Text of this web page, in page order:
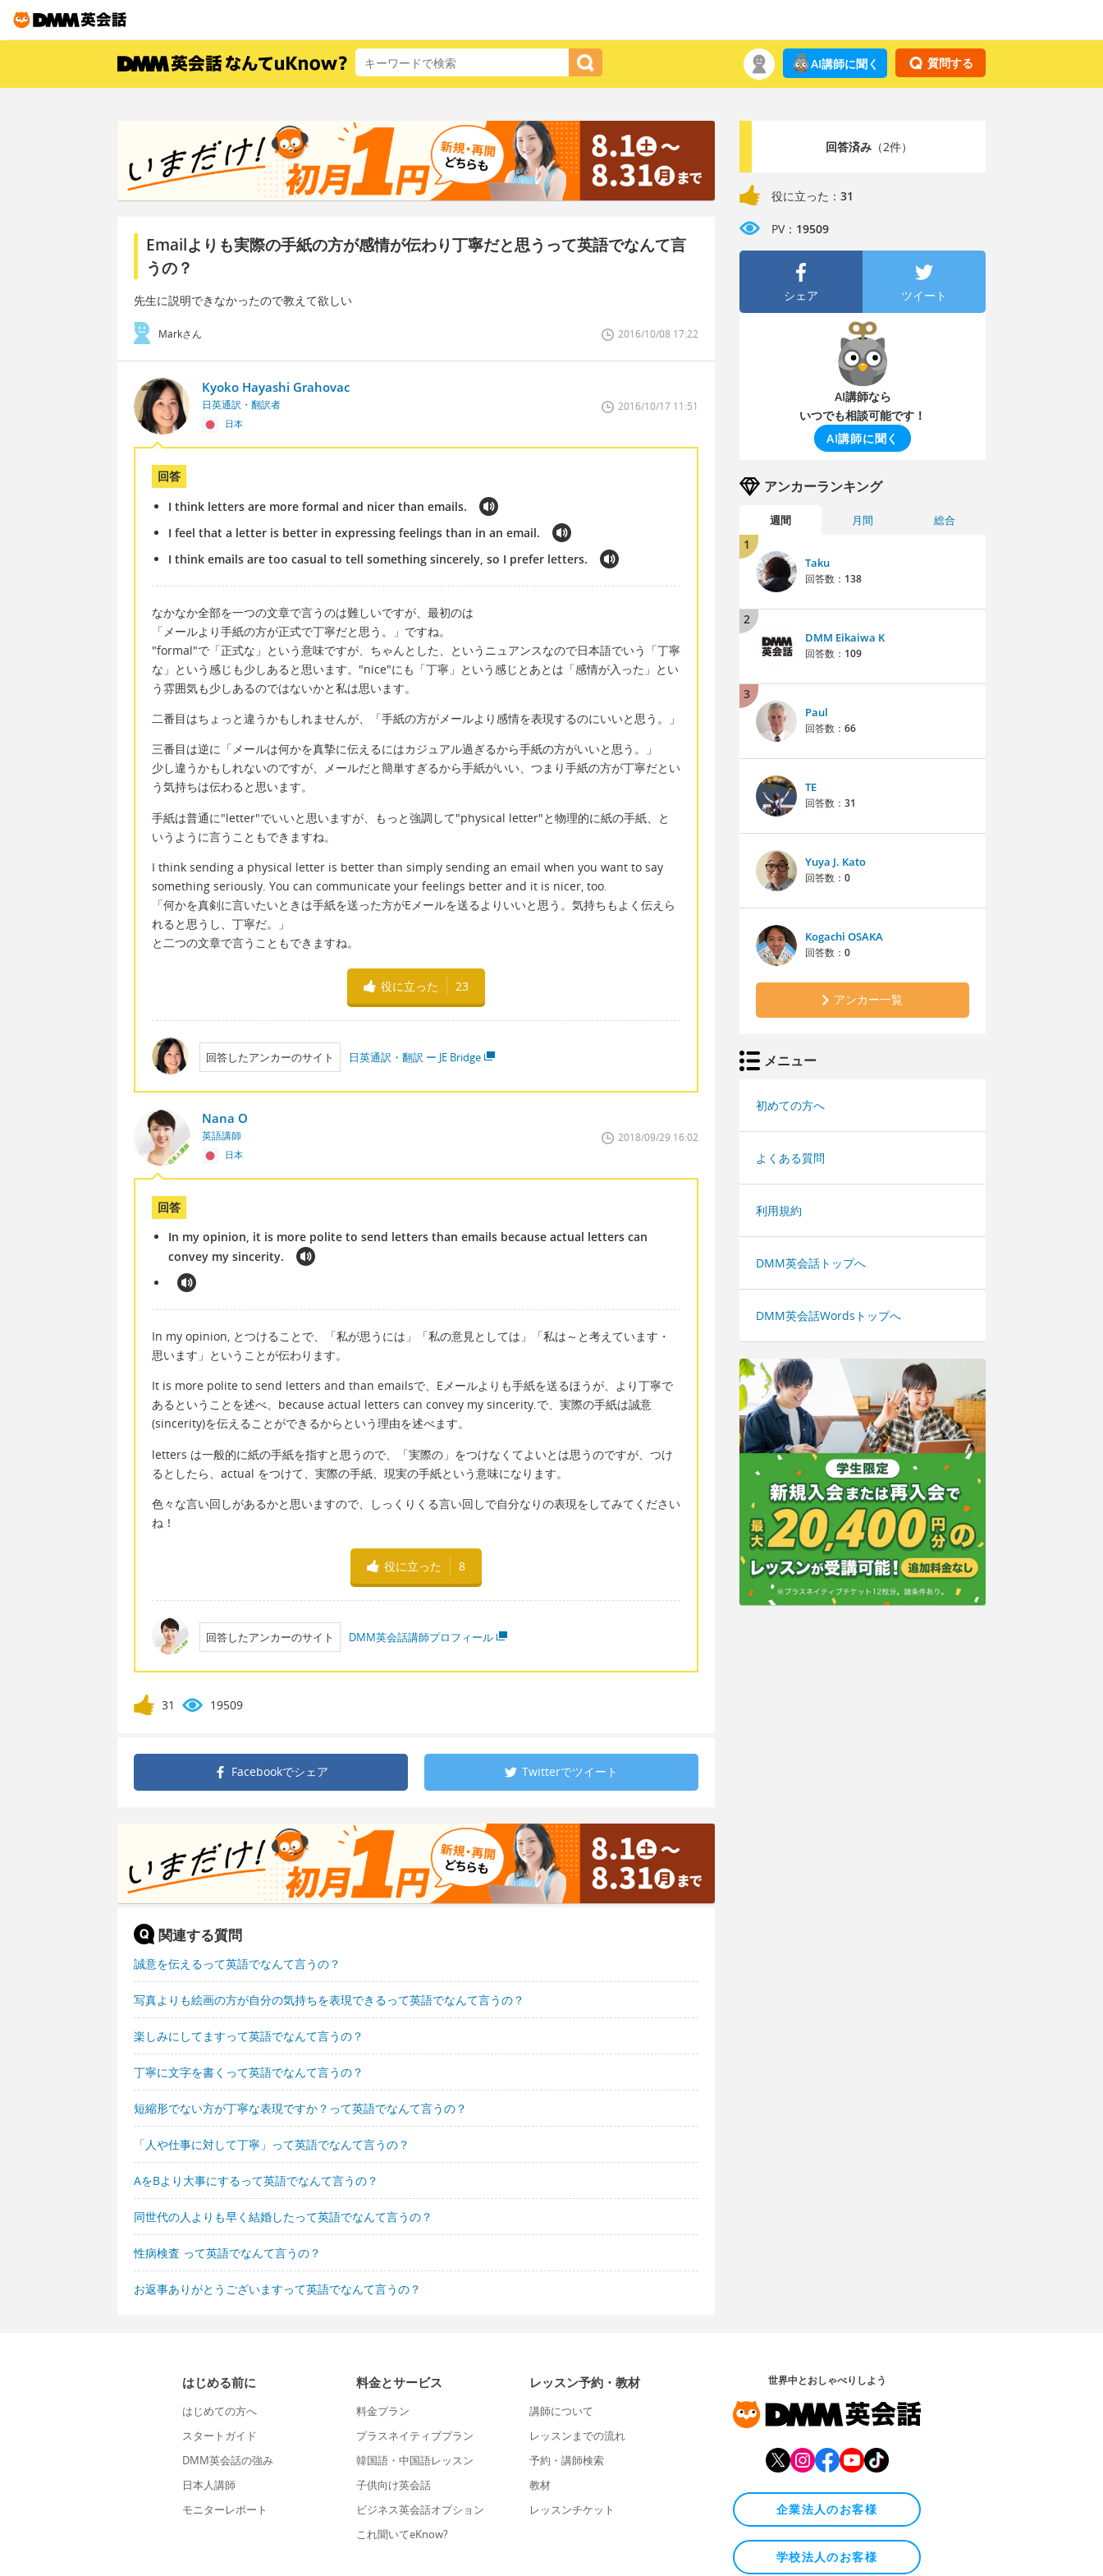
質問する
AI講師に聞く
Emailよりも実際の手紙の方が感情が伝わり丁寧だと思うって英語でなんて言
うの？
先生に説明できなかったので教えて欲しい
Markさん 2016/10/08 17:22
Kyoko Hayashi Grahovac
日英通訳・翻訳者
日本
2016/10/17 11:51
回答
I think letters are more formal and nicer than emails.
I feel that a letter is better in expressing feelings than in an email.
I think emails are too casual to tell something sincerely, so I prefer letters.
なかなか全部を一つの文章で言うのは難しいですが、最初のは
「メールより手紙の方が正式で丁寧だと思う。」ですね。
"formal"で「正式な」という意味ですが、ちゃんとした、というニュアンスなので日本語でいう「丁寧
な」という感じも少しあると思います。"nice"にも「丁寧」という感じとあとは「感情が入った」とい
う雰囲気も少しあるのではないかと私は思います。
二番目はちょっと違うかもしれませんが、「手紙の方がメールより感情を表現するのにいいと思う。」
三番目は逆に「メールは何かを真摯に伝えるにはカジュアル過ぎるから手紙の方がいいと思う。」
少し違うかもしれないのですが、メールだと簡単すぎるから手紙がいい、つまり手紙の方が丁寧だとい
う気持ちは伝わると思います。
手紙は普通に"letter"でいいと思いますが、もっと強調して"physical letter"と物理的に紙の手紙、と
いうように言うこともできますね。
I think sending a physical letter is better than simply sending an email when you want to say
something seriously. You can communicate your feelings better and it is nicer, too.
「何かを真剣に言いたいときは手紙を送った方がEメールを送るよりいいと思う。気持ちもよく伝えら
れると思うし、丁寧だ。」
と二つの文章で言うこともできますね。
役に立った 23
回答したアンカーのサイト 日英通訳・翻訳 ー JE Bridge
Nana O
英語講師
日本
2018/09/29 16:02
回答
In my opinion, it is more polite to send letters than emails because actual letters can
convey my sincerity.
In my opinion, とつけることで、「私が思うには」「私の意見としては」「私は～と考えています・
思います」ということが伝わります。
It is more polite to send letters and than emailsで、Eメールよりも手紙を送るほうが、より丁寧で
あるということを述べ、because actual letters can convey my sincerity.で、実際の手紙は誠意
(sincerity)を伝えることができるからという理由を述べます。
letters は一般的に紙の手紙を指すと思うので、「実際の」をつけなくてよいとは思うのですが、つけ
るとしたら、actual をつけて、実際の手紙、現実の手紙という意味になります。
色々な言い回しがあるかと思いますので、しっくりくる言い回しで自分なりの表現をしてみてください
ね！
役に立った 8
回答したアンカーのサイト DMM英会話講師プロフィール
31 19509
Facebookでシェア Twitterでツイート
関連する質問
誠意を伝えるって英語でなんて言うの？
写真よりも絵画の方が自分の気持ちを表現できるって英語でなんて言うの？
楽しみにしてますって英語でなんて言うの？
丁寧に文字を書くって英語でなんて言うの？
短縮形でない方が丁寧な表現ですか？って英語でなんて言うの？
「人や仕事に対して丁寧」って英語でなんて言うの？
AをBより大事にするって英語でなんて言うの？
同世代の人よりも早く結婚したって英語でなんて言うの？
性病検査 って英語でなんて言うの？
お返事ありがとうございますって英語でなんて言うの？
回答済み（2件）
役に立った： 31
PV： 19509
シェア ツイート
AI講師なら
いつでも相談可能です！
AI講師に聞く
アンカーランキング
週間 月間 総合
1
Taku
回答数： 138
2
DMM Eikaiwa K
回答数： 109
3
Paul
回答数： 66
TE
回答数： 31
Yuya J. Kato
回答数： 0
Kogachi OSAKA
回答数： 0
アンカー一覧
メニュー
初めての方へ
よくある質問
利用規約
DMM英会話トップへ
DMM英会話Wordsトップへ
はじめる前に
はじめての方へ
スタートガイド
DMM英会話の強み
日本人講師
モニターレポート
料金とサービス
料金プラン
プラスネイティブプラン
韓国語・中国語レッスン
子供向け英会話
ビジネス英会話オプション
これ聞いてeKnow?
レッスン予約・教材
講師について
レッスンまでの流れ
予約・講師検索
教材
レッスンチケット
世界中とおしゃべりしよう
企業法人のお客様
学校法人のお客様